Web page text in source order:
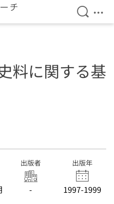
検索を
メ
料に関する基
出版者
-
出版年
1997-1999